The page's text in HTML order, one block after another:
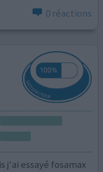
0 réactions
j'ai essayé fosamax